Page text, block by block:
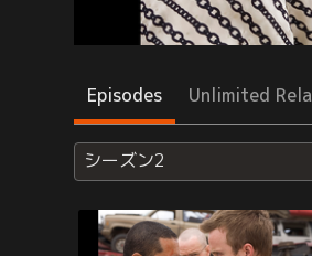
Episodes Unlimited
シーズン2